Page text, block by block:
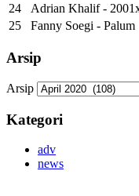
24
Adrian Khalif -
25
Fanny Soegi - Palum
Arsip
Arsip
Kategori
adv
news